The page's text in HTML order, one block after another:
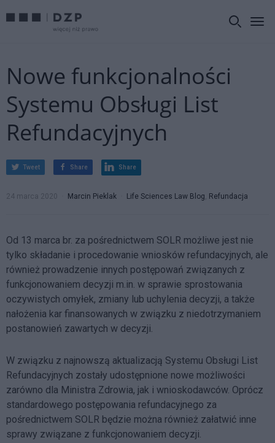
Nowe funkcjonalności
Systemu Obsługi List
Refundacyjnych
Tweet Share Share
24 marca 2020 Marcin Pieklak Life Sciences Law Blog, Refundacja
Od 13 marca br. za pośrednictwem SOLR możliwe jest nie
tylko składanie i procedowanie wniosków refundacyjnych, ale
również prowadzenie innych postępowań związanych z
funkcjonowaniem decyzji m.in. w sprawie sprostowania
oczywistych omyłek, zmiany lub uchylenia decyzji, a także
nałożenia kar finansowanych w związku z niedotrzymaniem
postanowień zawartych w decyzji.
W związku z najnowszą aktualizacją Systemu Obsługi List
Refundacyjnych zostały udostępnione nowe możliwości
zarówno dla Ministra Zdrowia, jak i wnioskodawców. Oprócz
standardowego postępowania refundacyjnego za
pośrednictwem SOLR będzie można również załatwić inne
sprawy związane z funkcjonowaniem decyzji.